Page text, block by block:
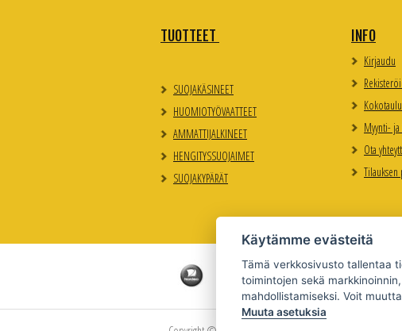
TUOTTEET
SUOJAKÄSINEET
HUOMIOTYÖVAATTEET
AMMATTIJALKINEET
HENGITYSSUOJAIMET
SUOJAKYPÄRÄT
INFO
Kirjaudu
Myynti-
Ota
Käytämme evästeitä
Tämä verkkosivusto tallentaa
toimintojen sekä
mahdollistamiseksi. Voit
Muuta asetuksia